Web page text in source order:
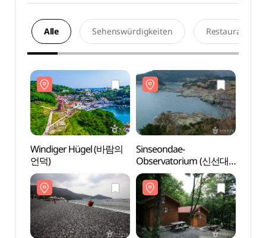
Alle Sehenswürdigkeiten Restaurants
Windiger Hügel (바람의
언덕)
Sinseondae-
Observatorium (신선대
전망대)